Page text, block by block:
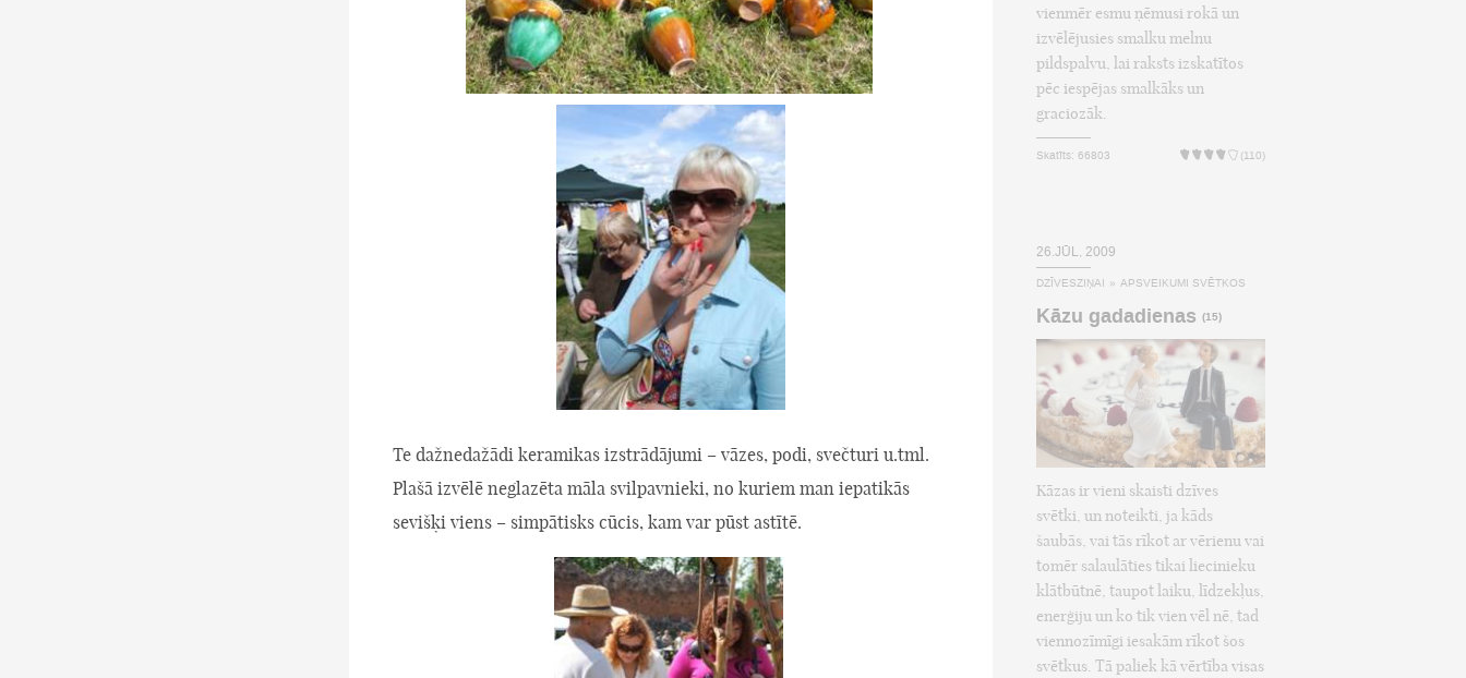
Te dažnedažādi keramikas izstrādājumi – vāzes, podi, svečturi u.tml.
Plašā izvēlē neglazēta māla svilpavnieki, no kuriem man iepatikās
sevišķi viens – simpātisks cūcis, kam var pūst astītē.
vienmēr esmu ņēmusi rokā un
izvēlējusies smalku melnu
pildspalvu, lai raksts izskatītos
pēc iespējas smalkāks un
graciozāk.
Skatīts: 66803 (110)
26.JŪL, 2009
DZĪVESZIŅAI » APSVEIKUMI SVĒTKOS
Kāzu gadadienas (15)
Kāzas ir vieni skaisti dzīves
svētki, un noteikti, ja kāds
šaubās, vai tās rīkot ar vērienu vai
tomēr salaulāties tikai liecinieku
klātbūtnē, taupot laiku, līdzekļus,
enerģiju un ko tik vien vēl nē, tad
viennozīmīgi iesakām rīkot šos
svētkus. Tā paliek kā vērtība visas